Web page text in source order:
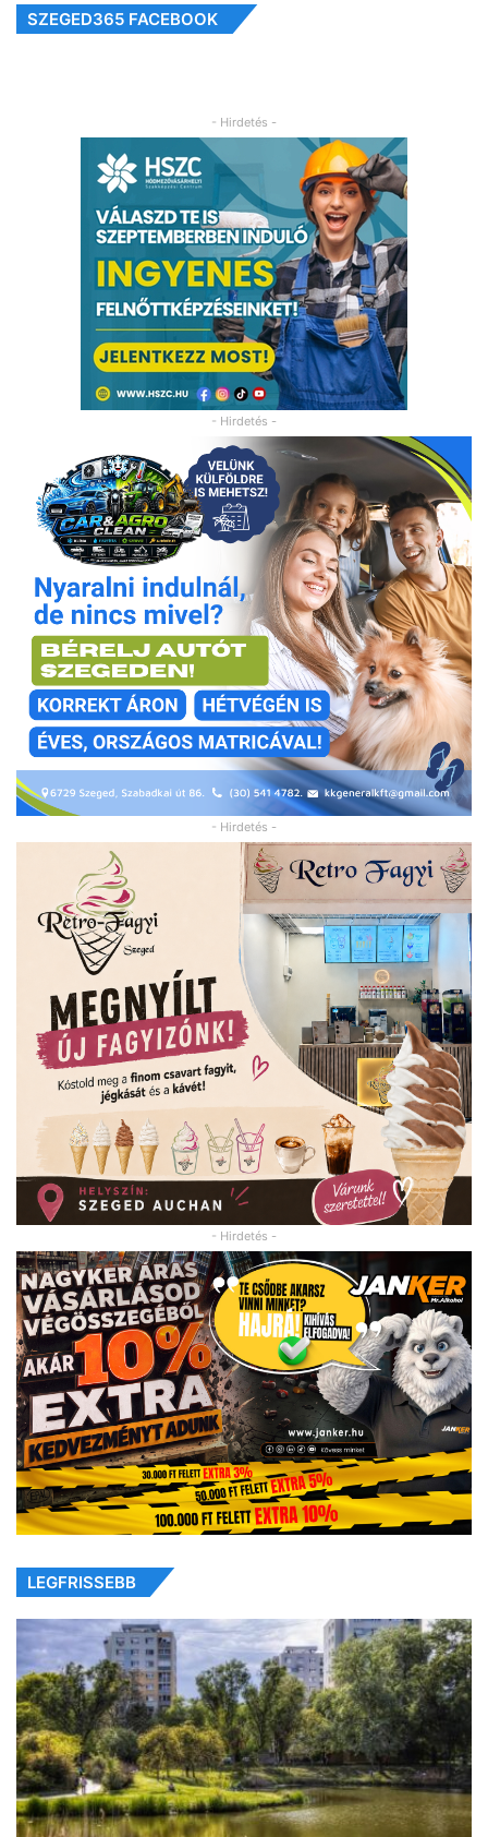
SZEGED365 FACEBOOK
- Hirdetés -
- Hirdetés -
- Hirdetés -
- Hirdetés -
LEGFRISSEBB